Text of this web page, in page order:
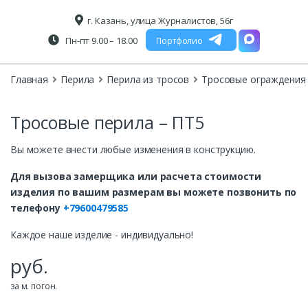
г. Казань, улица Журналистов, 56г
Пн-пт 9.00 – 18.00
Портфолио
Главная Перила Перила из тросов Тросовые
Тросовые перила – ПТ5
Вы можете внести любые изменения в конструкцию.
Для вызова замерщика или расчета стоимости
изделия по вашим размерам вы можете позвонить по
телефону +79600479585
Каждое наше изделие - индивидуально!
руб.
за м. погон.